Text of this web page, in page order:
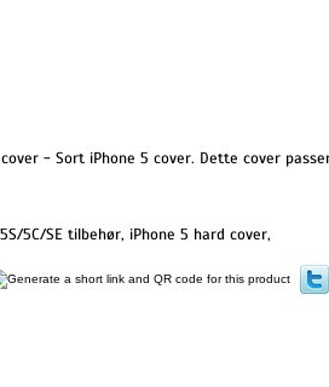
- Sort iPhone 5 cover. Dette cover
5C/SE tilbehør, iPhone 5 hard cover,